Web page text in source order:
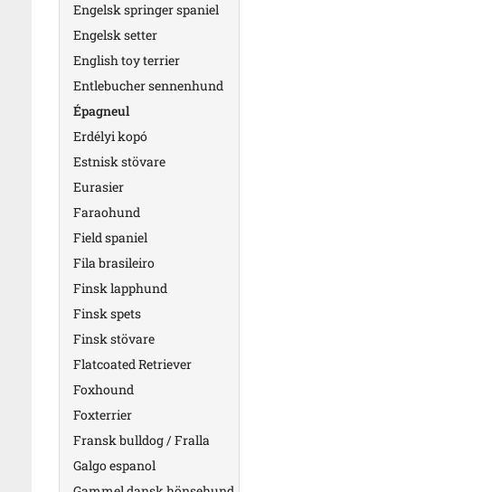
Engelsk springer spaniel
Engelsk setter
English toy terrier
Entlebucher sennenhund
Épagneul
Erdélyi kopó
Estnisk stövare
Eurasier
Faraohund
Field spaniel
Fila brasileiro
Finsk lapphund
Finsk spets
Finsk stövare
Flatcoated Retriever
Foxhound
Foxterrier
Fransk bulldog / Fralla
Galgo espanol